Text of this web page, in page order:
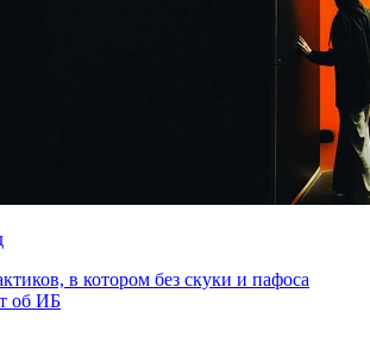
в котором без скуки и пафоса
об ИБ